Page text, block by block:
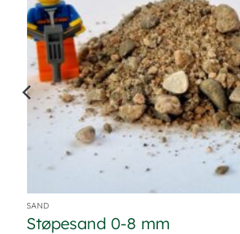
SAND
Støpesand 0-8 mm